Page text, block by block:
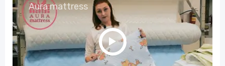
Aura mattress